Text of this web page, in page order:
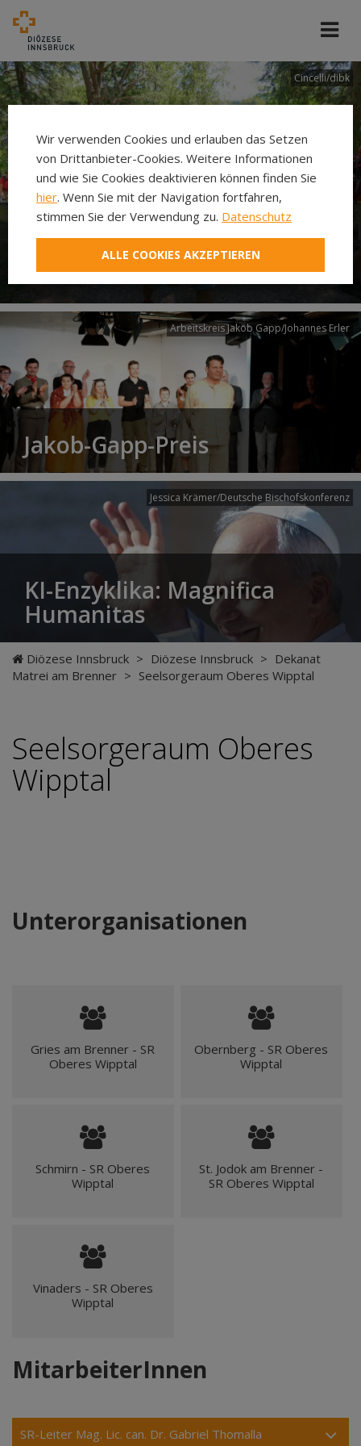
Cincelli/dibk
Neuer Pilgerweg Via
Laudato si’
Arbeitskreis Jakob Gapp/Johannes Erler
Jakob-Gapp-Preis
Jessica Krämer/Deutsche Bischofskonferenz
KI-Enzyklika: Magnifica
Humanitas
Diözese Innsbruck > Diözese Innsbruck > Dekanat
Matrei am Brenner > Seelsorgeraum Oberes Wipptal
Seelsorgeraum Oberes
Wipptal
Unterorganisationen
Gries am Brenner - SR
Oberes Wipptal
Obernberg - SR Oberes
Wipptal
Schmirn - SR Oberes
Wipptal
St. Jodok am Brenner -
SR Oberes Wipptal
Vinaders - SR Oberes
Wipptal
MitarbeiterInnen
SR-Leiter Mag. Lic. can. Dr. Gabriel Thomalla
Wir verwenden Cookies und erlauben das Setzen
von Drittanbieter-Cookies. Weitere Informationen
und wie Sie Cookies deaktivieren können finden Sie
hier. Wenn Sie mit der Navigation fortfahren,
stimmen Sie der Verwendung zu. Datenschutz
ALLE COOKIES AKZEPTIEREN